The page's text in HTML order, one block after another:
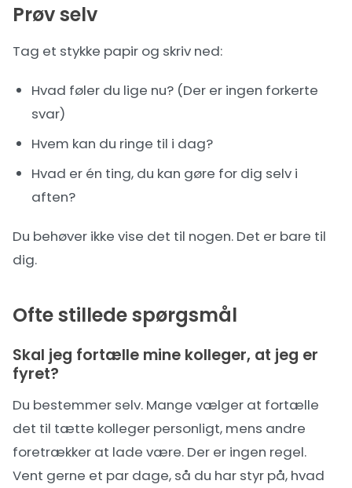
Prøv selv
Tag et stykke papir og skriv ned:
Hvad føler du lige nu? (Der er ingen forkerte
svar)
Hvem kan du ringe til i dag?
Hvad er én ting, du kan gøre for dig selv i
aften?
Du behøver ikke vise det til nogen. Det er bare til
dig.
Ofte stillede spørgsmål
Skal jeg fortælle mine kolleger, at jeg er
fyret?
Du bestemmer selv. Mange vælger at fortælle
det til tætte kolleger personligt, mens andre
foretrækker at lade være. Der er ingen regel.
Vent gerne et par dage, så du har styr på, hvad